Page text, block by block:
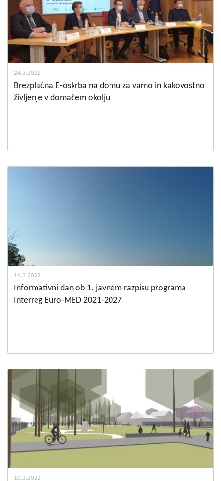
24.3.2022
Brezplačna E-oskrba na domu za varno in kakovostno
življenje v domačem okolju
16.3.2022
Informativni dan ob 1. javnem razpisu programa
Interreg Euro-MED 2021-2027
10.3.2022